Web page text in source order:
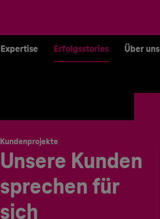
Expertise Erfolgsstories Über uns
Kundenprojekte
Unsere Kunden
sprechen für
sich